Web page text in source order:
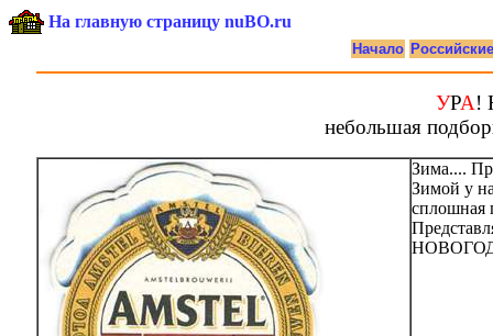
На главную страницу nuBO.ru
Начало Российские
УРА!
небольшая
Зима....
Зимой у
сплошная